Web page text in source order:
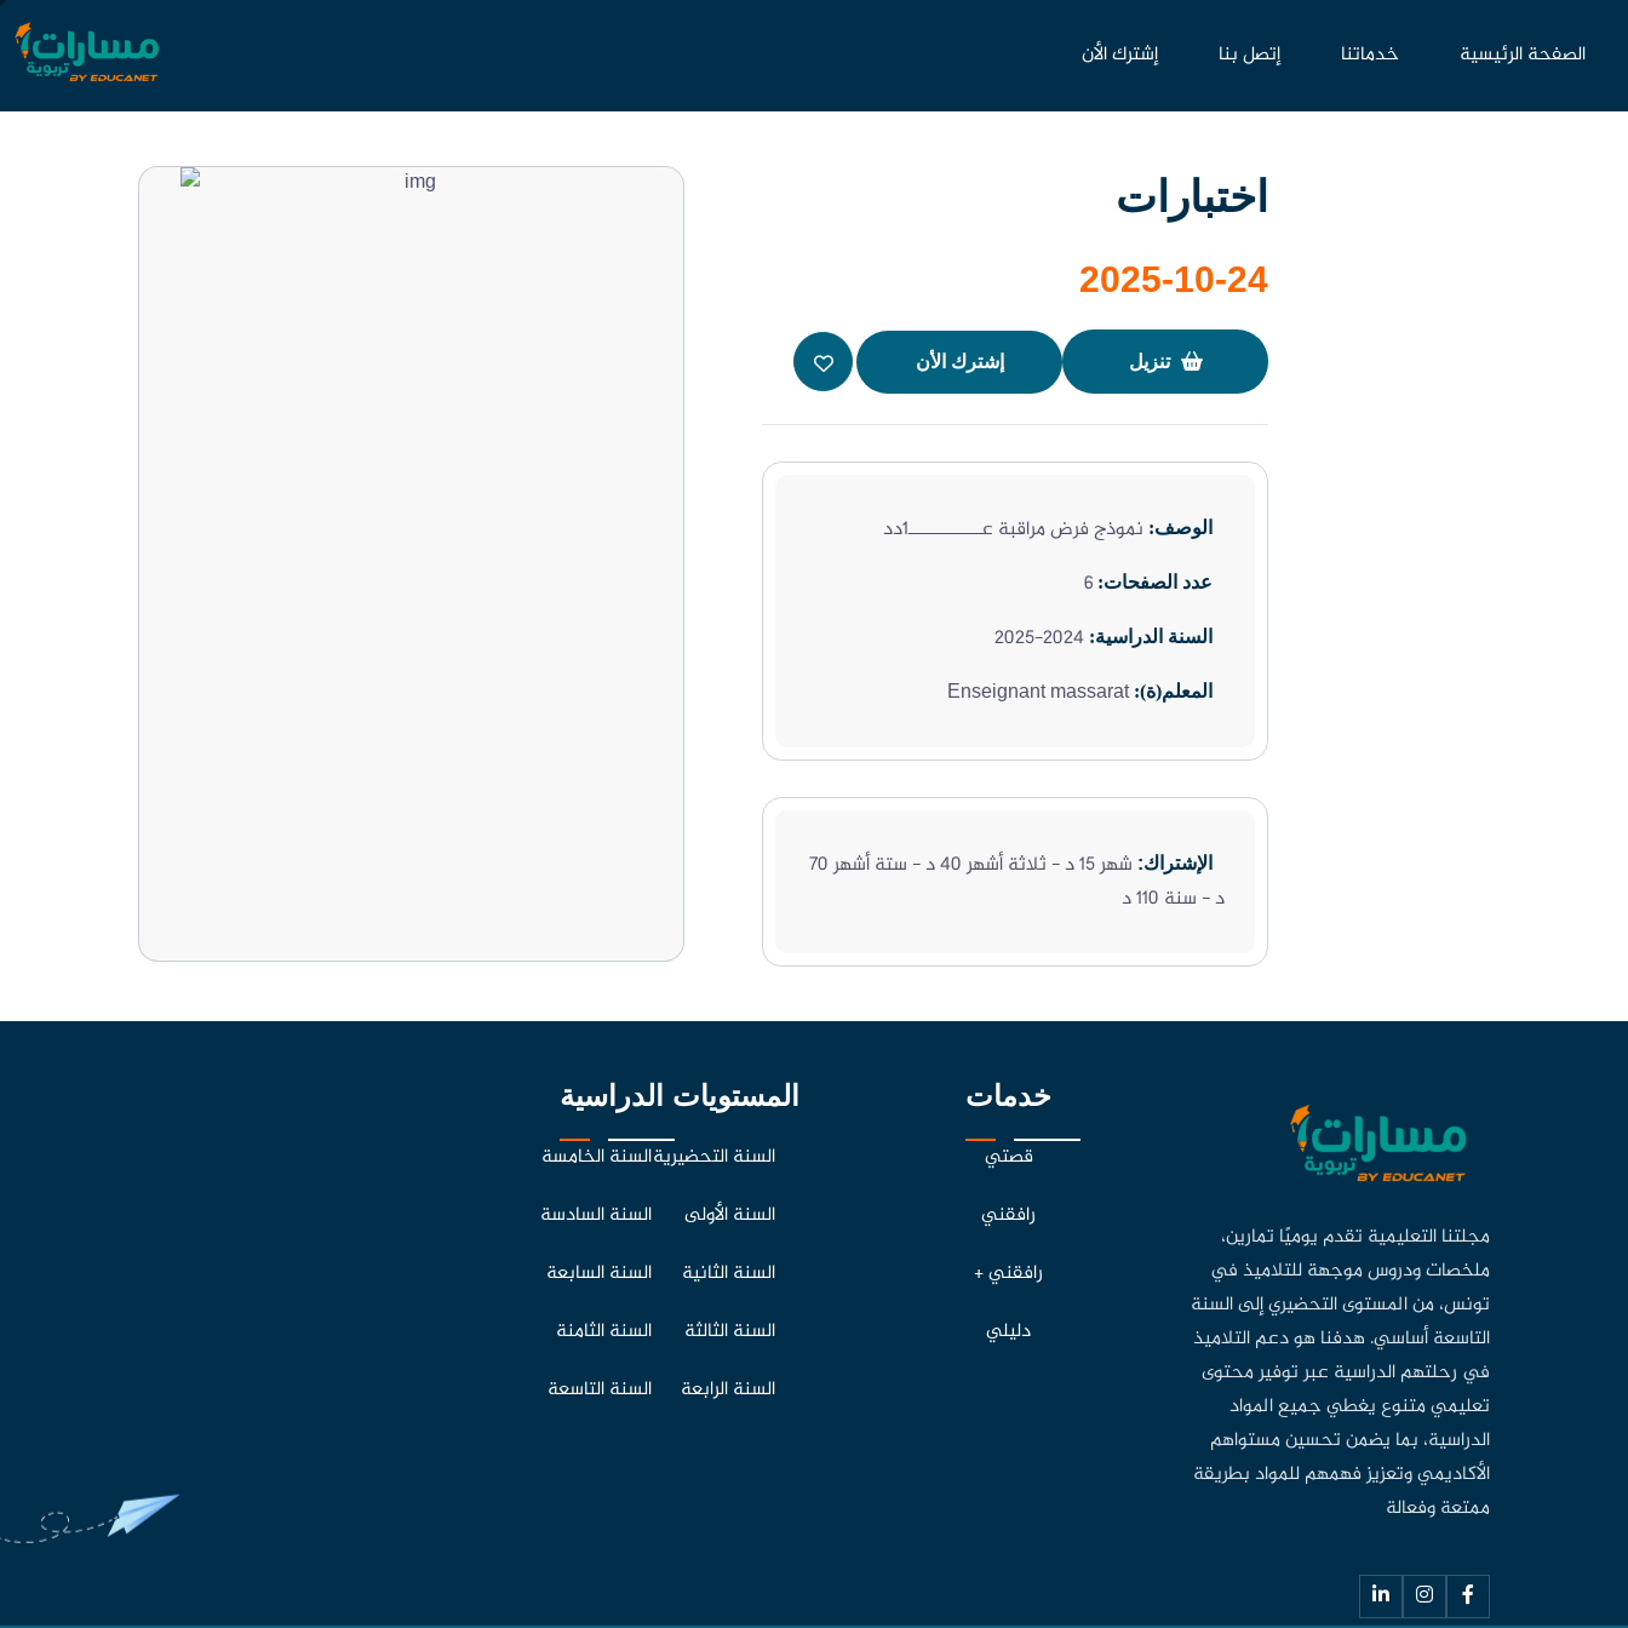
الصفحة الرئيسية خدماتنا إتصل بنا إشترك الأن
اختبارات
2025-10-24
تنزيل إشترك الأن
الوصف: نموذج فرض مراقبة عـــــــــــــــ1دد
عدد الصفحات: 6
السنة الدراسية: 2024-2025
المعلم(ة):Enseignant massarat
الإشتراك:
شهر 15 د - ثلاثة أشهر 40 د - ستة أشهر 70
د - سنة 110 د
مجلتنا التعليمية تقدم يوميًا تمارين،
ملخصات ودروس موجهة للتلاميذ في
تونس، من المستوى التحضيري إلى السنة
التاسعة أساسي. هدفنا هو دعم التلاميذ
في رحلتهم الدراسية عبر توفير محتوى
تعليمي متنوع يغطي جميع المواد
الدراسية، بما يضمن تحسين مستواهم
الأكاديمي وتعزيز فهمهم للمواد بطريقة
ممتعة وفعالة
خدمات
قصتي
رافقني
رافقني +
دليلي
المستويات الدراسية
السنة التحضيرية
السنة الأولى
السنة الثانية
السنة الثالثة
السنة الرابعة
السنة الخامسة
السنة السادسة
السنة السابعة
السنة الثامنة
السنة التاسعة